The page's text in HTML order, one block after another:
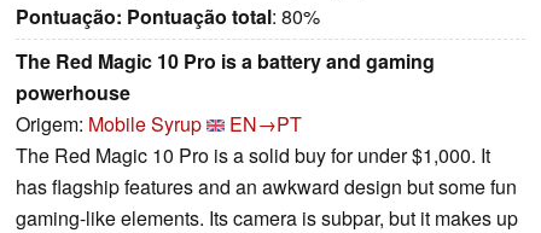
Pontuação: Pontuação total: 80%
The Red Magic 10 Pro is a battery and gaming
powerhouse
Origem: Mobile Syrup
EN→PT
The Red Magic 10 Pro is a solid buy for under $1,000. It
has flagship features and an awkward design but some fun
gaming-like elements. Its camera is subpar, but it makes up